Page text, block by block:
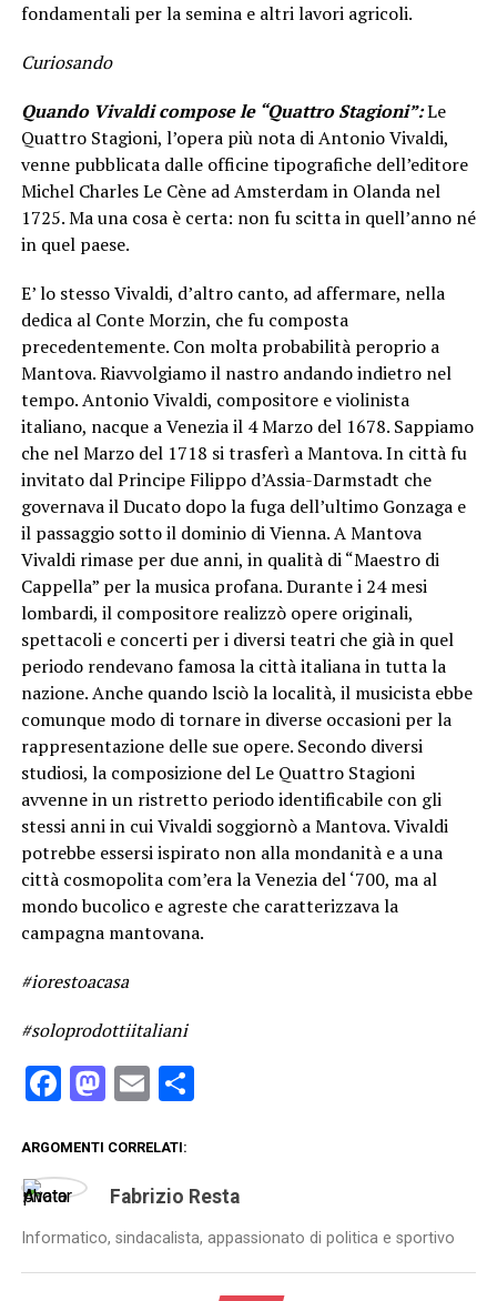
fondamentali per la semina e altri lavori agricoli.
Curiosando
Quando Vivaldi compose le “Quattro Stagioni”:Le
Quattro Stagioni, l’opera più nota di Antonio Vivaldi,
venne pubblicata dalle officine tipografiche dell’editore
Michel Charles Le Cène ad Amsterdam in Olanda nel
1725. Ma una cosa è certa: non fu scitta in quell’anno né
in quel paese.
E’ lo stesso Vivaldi, d’altro canto, ad affermare, nella
dedica al Conte Morzin, che fu composta
precedentemente. Con molta probabilità peroprio a
Mantova. Riavvolgiamo il nastro andando indietro nel
tempo. Antonio Vivaldi, compositore e violinista
italiano, nacque a Venezia il 4 Marzo del 1678. Sappiamo
che nel Marzo del 1718 si trasferì a Mantova. In città fu
invitato dal Principe Filippo d’Assia-Darmstadt che
governava il Ducato dopo la fuga dell’ultimo Gonzaga e
il passaggio sotto il dominio di Vienna. A Mantova
Vivaldi rimase per due anni, in qualità di “Maestro di
Cappella” per la musica profana. Durante i 24 mesi
lombardi, il compositore realizzò opere originali,
spettacoli e concerti per i diversi teatri che già in quel
periodo rendevano famosa la città italiana in tutta la
nazione. Anche quando lsciò la località, il musicista ebbe
comunque modo di tornare in diverse occasioni per la
rappresentazione delle sue opere. Secondo diversi
studiosi, la composizione del Le Quattro Stagioni
avvenne in un ristretto periodo identificabile con gli
stessi anni in cui Vivaldi soggiornò a Mantova. Vivaldi
potrebbe essersi ispirato non alla mondanità e a una
città cosmopolita com’era la Venezia del ‘700, ma al
mondo bucolico e agreste che caratterizzava la
campagna mantovana.
#iorestoacasa
#soloprodottiitaliani
Facebook
Mastodon
EmailCondividi
ARGOMENTI CORRELATI:
Fabrizio Resta
Informatico, sindacalista, appassionato di politica e sportivo